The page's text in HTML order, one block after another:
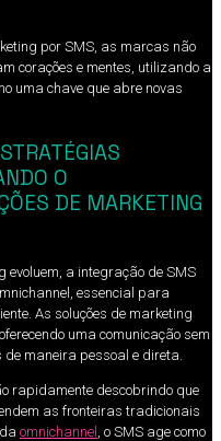
por SMS, as marcas não
corações e mentes, utilizando a
uma chave que abre novas
O
DE MARKETING
a integração de SMS
essencial para
As soluções de marketing
uma comunicação sem
maneira pessoal e direta.
rapidamente descobrindo que
as fronteiras tradicionais
omnichannel , o SMS age como